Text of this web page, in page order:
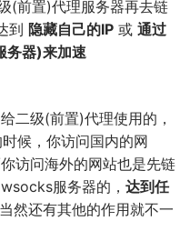
(前置)代理服务器再去链
到 隐藏自己的IP 或 通过
务器)来加速
二级(前置)代理使用的，
时候，你访问国内的网
访问海外的网站也是先链
服务器的， 达到任
当然还有其他的作用就不一